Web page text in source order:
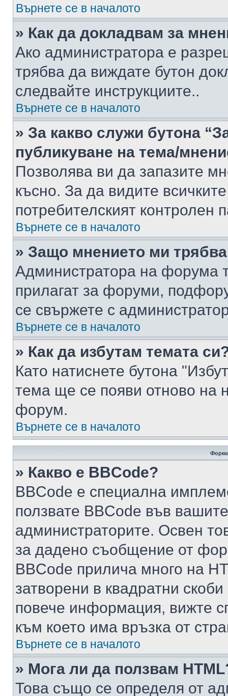
Върнете се в началото
» Как да докладвам за
Ако администратора е
трябва да виждате бутон
следвайте инструкциите..
Върнете се в началото
» За какво служи бутона
публикуване на тема/
Позволява ви да запазите
късно. За да видите
потребителският контролен
Върнете се в началото
» Защо мнението ми
Администратора на форума
прилагат за форуми,
се свържете с
Върнете се в началото
» Как да избутам темата
Като натиснете бутона
тема ще се появи отново на
форум.
Върнете се в началото
» Какво е BBCode?
BBCode е специална
ползвате BBCode във
администраторите. Освен
за дадено съобщение от
BBCode прилича много на
затворени в квадратни
повече информация, вижте
към което има връзка от
Върнете се в началото
» Мога ли да ползвам
Това също се определя от